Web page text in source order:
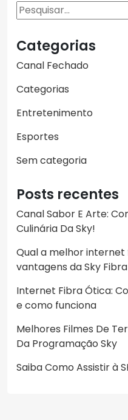
Pesquisar
Categorias
Canal Fechado
Categorias
Entretenimento
Esportes
Sem categoria
Posts recentes
Canal Sabor E Arte:
Culinária Da Sky!
Qual a melhor internet
vantagens da Sky Fibra
Internet Fibra Ótica:
e como funciona
Melhores Filmes De
Da Programação Sky
Saiba Como Assistir à